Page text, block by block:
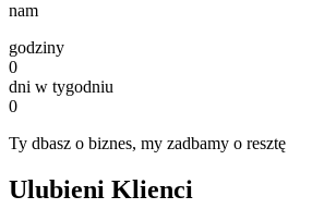
nam
godziny
0
dni w tygodniu
0
Ty dbasz o biznes, my zadbamy o resztę
Ulubieni Klienci